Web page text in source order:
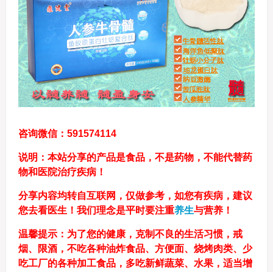
咨询微信：591574114
说明：本站分享的产品是食品，不是药物，不能代替药
物和医院治疗疾病！
分享内容均转自互联网，仅做参考，如您有疾病，建议
您去看医生！我们理念是平时要注重养生与营养！
温馨提示：为了您的健康，克制不良的生活习惯，戒
烟、限酒，不吃各种油炸食品、方便面、烧烤肉类、少
吃工厂的各种加工食品，多吃新鲜蔬菜、水果，适当增